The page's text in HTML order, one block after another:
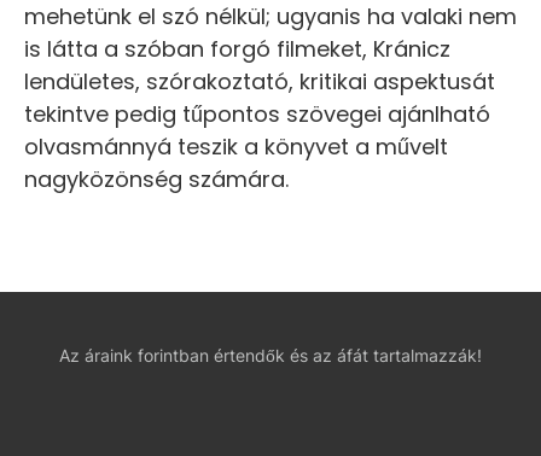
mehetünk el szó nélkül; ugyanis ha valaki nem
is látta a szóban forgó filmeket, Kránicz
lendületes, szórakoztató, kritikai aspektusát
tekintve pedig tűpontos szövegei ajánlható
olvasmánnyá teszik a könyvet a művelt
nagyközönség számára.
Az áraink forintban értendők és az áfát tartalmazzák!